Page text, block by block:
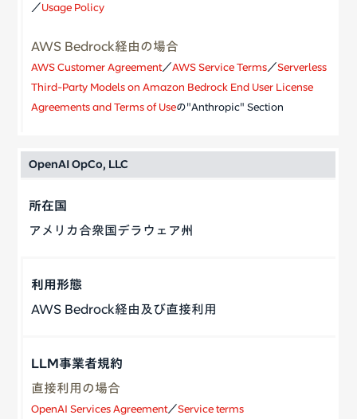
／Usage Policy
AWS Bedrock経由の場合
AWS Customer Agreement／AWS Service Terms／Serverless
Third-Party Models on Amazon Bedrock End User License
Agreements and Terms of Useの"Anthropic" Section
OpenAI OpCo, LLC
アメリカ合衆国デラウェア州
AWS Bedrock経由及び直接利用
直接利用の場合
OpenAI Services Agreement／Service terms